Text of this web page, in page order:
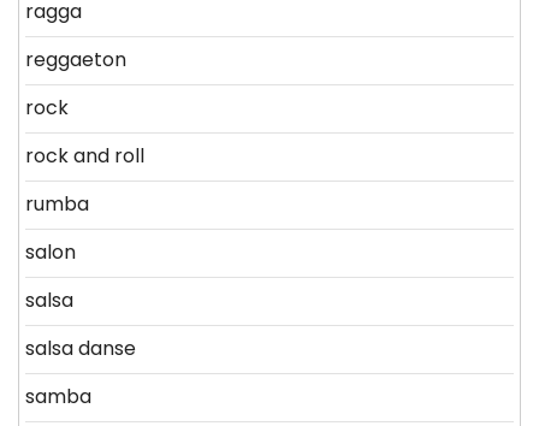
ragga
reggaeton
rock
rock and roll
rumba
salon
salsa
salsa danse
samba